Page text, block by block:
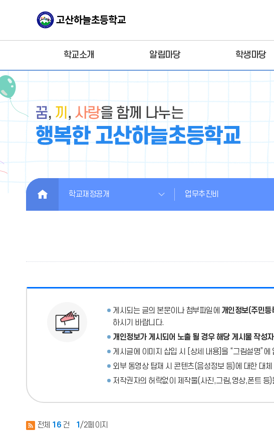
학교소개 알림마당 학생마당
HOME 학교재정공개 업무추진비
게시되는 글의 본문이나 첨부파일에 개인정보(주민등
하시기 바랍니다.
개인정보가 게시되어 노출 될 경우 해당 게시물 작성
게시글에 이미지 삽입 시 [상세 내용]을 “그림설명”에
외부 동영상 탑재 시 콘텐츠(음성정보 등)에 대한 대
저작권자의 허락없이 제작물(사진,그림,영상,폰트 등
전체 16 건 1 /2페이지